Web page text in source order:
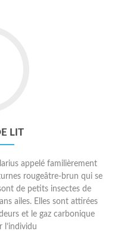
LIT
appelé familièrement
rougeâtre-brun qui se
de petits insectes de
ailes. Elles sont attirées
et le gaz carbonique
l’individu